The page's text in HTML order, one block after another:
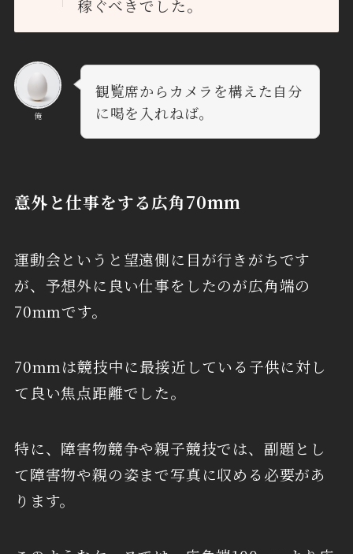
稼ぐべきでした。
俺
観覧席からカメラを構えた自分
に喝を入れねば。
意外と仕事をする広角70mm
運動会というと望遠側に目が行きがちです
が、予想外に良い仕事をしたのが広角端の
70mmです。
70mmは競技中に最接近している子供に対し
て良い焦点距離でした。
特に、障害物競争や親子競技では、副題とし
て障害物や親の姿まで写真に収める必要があ
ります。